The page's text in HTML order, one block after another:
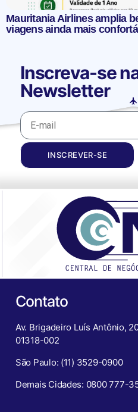
Mauritania Airlines amplia
viagens ainda mais
Inscreva-se
Newsletter
INSCREVER-SE
Contato
Av. Brigadeiro Luís Antônio,
01318-002
São Paulo: (11) 3529-0900
Demais Cidades: 0800 777-